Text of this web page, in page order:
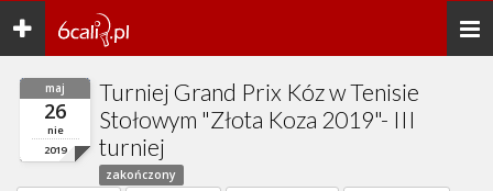
Toggle
navigation
maj
26
nie
2019
Turniej Grand Prix Kóz w Tenisie
Stołowym "Złota Koza 2019"- III
turniej
zakończony